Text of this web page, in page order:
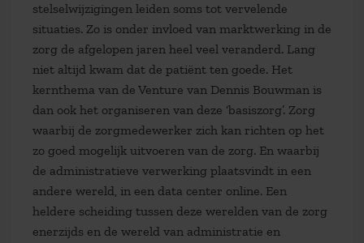
stelselwijzigingen leiden soms tot vervelende
situaties. Zo is onder invloed van marktwerking in de
zorg de afgelopen jaren heel veel veranderd. Lang
niet altijd kwam dat de patiënt ten goede. Het
kernthema van de Venture van Dennis Bouwman is
dan ook het organiseren van deze ‘basiszorg’. Zorg
waarbij de zorgmedewerker zich kan richten op het
zo goed mogelijk uitvoeren van de zorg. En waarbij
de administratieve verwerking plaatsvindt in een
andere wereld, in een data center online. Een
heldere scheiding tussen deze werelden van de zorg
enerzijds en de wereld van administratie en